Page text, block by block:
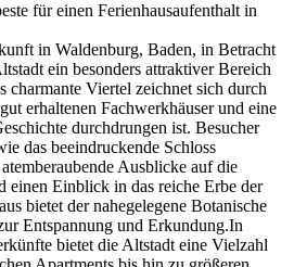
für einen Ferienhausaufenthalt in
in Waldenburg, Baden, in Betracht
ein besonders attraktiver Bereich
charmante Viertel zeichnet sich durch
erhaltenen Fachwerkhäuser und eine
durchdrungen ist. Besucher
das beeindruckende Schloss
Ausblicke auf die
einen Einblick in das reiche Erbe der
bietet der nahegelegene Botanische
Entspannung und Erkundung.In
bietet die Altstadt eine Vielzahl